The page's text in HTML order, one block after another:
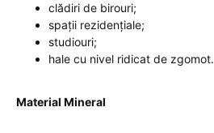
clădiri de birouri;
spații rezidențiale;
studiouri;
hale cu nivel ridicat de zgomot.
Material Mineral